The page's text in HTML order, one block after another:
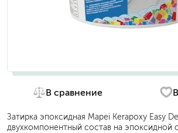
В сравнение
Затирка эпоксидная Mapei Kerapoxy Easy
двухкомпонентный состав на эпоксидной